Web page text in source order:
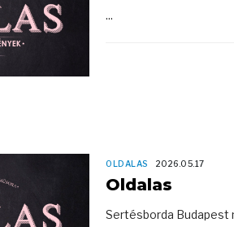
...
OLDALAS 2026.05.17
Oldalas
Sertésborda Budapest